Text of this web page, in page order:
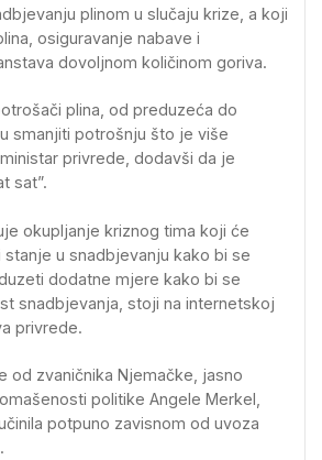
plinom u slučaju krize, a koji
osiguravanje nabave i
dovoljnom količinom goriva.
plina, od preduzeća do
smanjiti potrošnju što je više
privrede, dodavši da je
sat”.
okupljanje kriznog tima koji će
stanje u snadbjevanju kako bi se
dodatne mjere kako bi se
snadbjevanja, stoji na internetskoj
privrede.
od zvaničnika Njemačke, jasno
politike Angele Merkel,
potpuno zavisnom od uvoza